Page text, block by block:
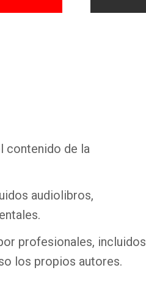
contenido de la
audiolibros,
profesionales, incluidos
los propios autores.